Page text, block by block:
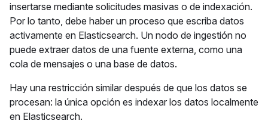
insertarse mediante solicitudes masivas o de indexación.
Por lo tanto, debe haber un proceso que escriba datos
activamente en Elasticsearch. Un nodo de ingestión no
puede extraer datos de una fuente externa, como una
cola de mensajes o una base de datos.
Hay una restricción similar después de que los datos se
procesan: la única opción es indexar los datos localmente
en Elasticsearch.